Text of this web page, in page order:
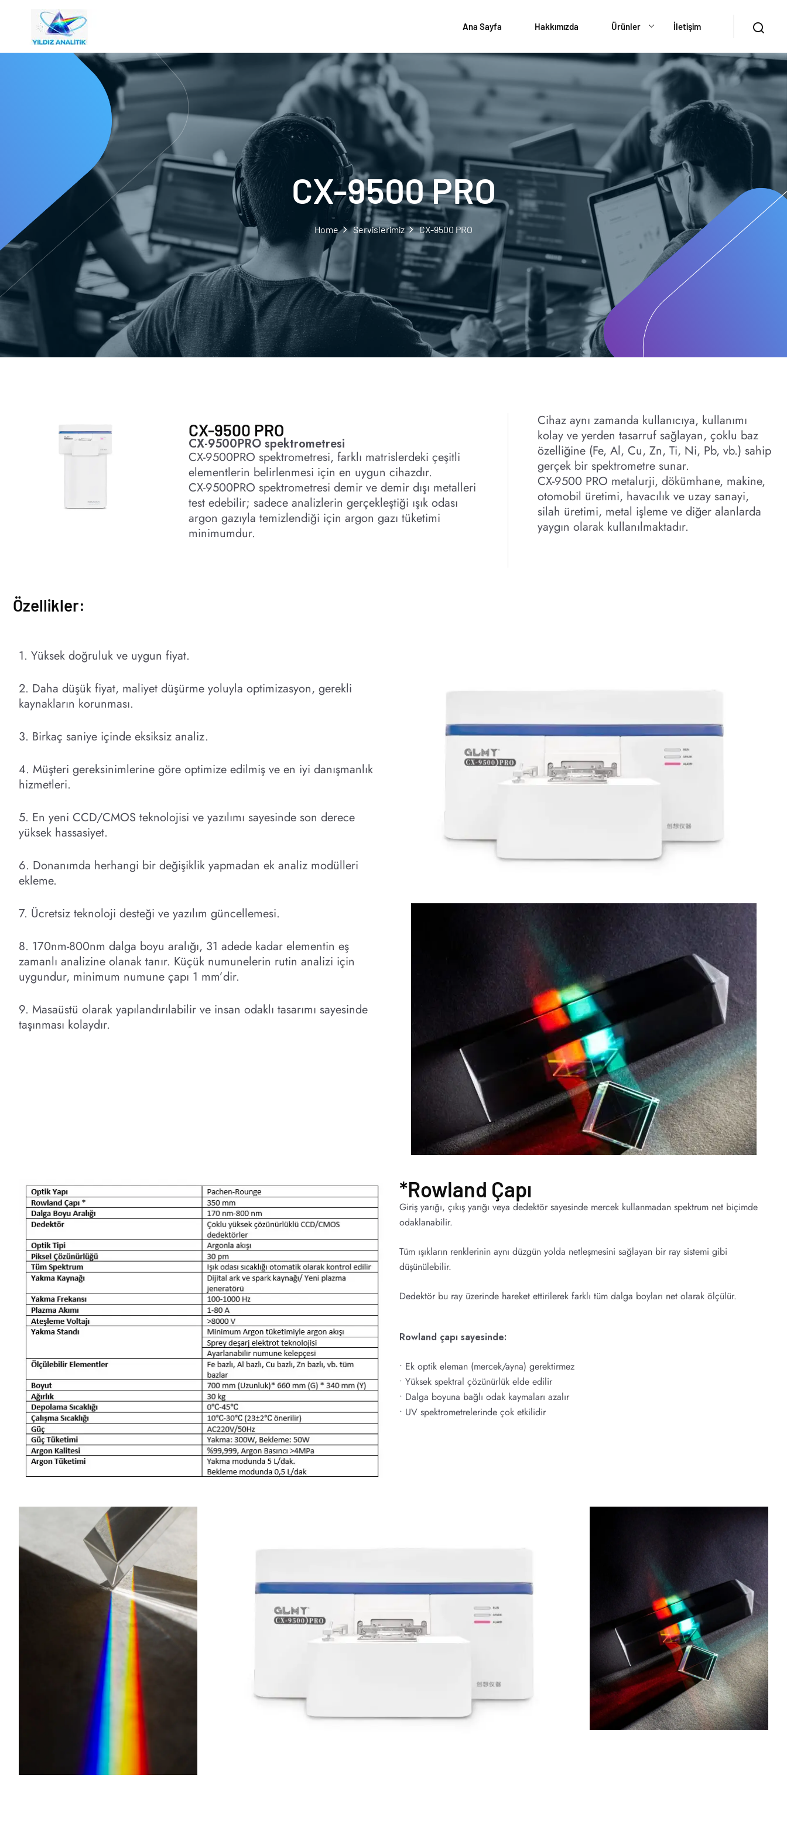
Ana Sayfa Hakkımızda Ürünler İletişim
CX-9500 PRO
Home Servislerimiz CX-9500 PRO
CX-9500 PRO
CX-9500PRO spektrometresi
CX-9500PRO spektrometresi, farklı matrislerdeki çeşitli
elementlerin belirlenmesi için en uygun cihazdır.
CX-9500PRO spektrometresi demir ve demir dışı metalleri
test edebilir; sadece analizlerin gerçekleştiği ışık odası
argon gazıyla temizlendiği için argon gazı tüketimi
minimumdur.
Cihaz aynı zamanda kullanıcıya, kullanımı
kolay ve yerden tasarruf sağlayan, çoklu baz
özelliğine (Fe, Al, Cu, Zn, Ti, Ni, Pb, vb.) sahip
gerçek bir spektrometre sunar.
CX-9500 PRO metalurji, dökümhane, makine,
otomobil üretimi, havacılık ve uzay sanayi,
silah üretimi, metal işleme ve diğer alanlarda
yaygın olarak kullanılmaktadır.
Özellikler:
1. Yüksek doğruluk ve uygun fiyat.
2. Daha düşük fiyat, maliyet düşürme yoluyla optimizasyon, gerekli
kaynakların korunması.
3. Birkaç saniye içinde eksiksiz analiz.
4. Müşteri gereksinimlerine göre optimize edilmiş ve en iyi danışmanlık
hizmetleri.
5. En yeni CCD/CMOS teknolojisi ve yazılımı sayesinde son derece
yüksek hassasiyet.
6. Donanımda herhangi bir değişiklik yapmadan ek analiz modülleri
ekleme.
7. Ücretsiz teknoloji desteği ve yazılım güncellemesi.
8. 170nm-800nm dalga boyu aralığı, 31 adede kadar elementin eş
zamanlı analizine olanak tanır. Küçük numunelerin rutin analizi için
uygundur, minimum numune çapı 1 mm’dir.
9. Masaüstü olarak yapılandırılabilir ve insan odaklı tasarımı sayesinde
taşınması kolaydır.
*Rowland Çapı
Giriş yarığı, çıkış yarığı veya dedektör sayesinde mercek kullanmadan spektrum net biçimde
odaklanabilir.
Tüm ışıkların renklerinin aynı düzgün yolda netleşmesini sağlayan bir ray sistemi gibi
düşünülebilir.
Dedektör bu ray üzerinde hareket ettirilerek farklı tüm dalga boyları net olarak ölçülür.
Rowland çapı sayesinde:
• Ek optik eleman (mercek/ayna) gerektirmez
• Yüksek spektral çözünürlük elde edilir
• Dalga boyuna bağlı odak kaymaları azalır
• UV spektrometrelerinde çok etkilidir